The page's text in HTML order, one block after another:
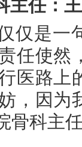
主任：
仅是一
任使然
医路上
，因为
科主